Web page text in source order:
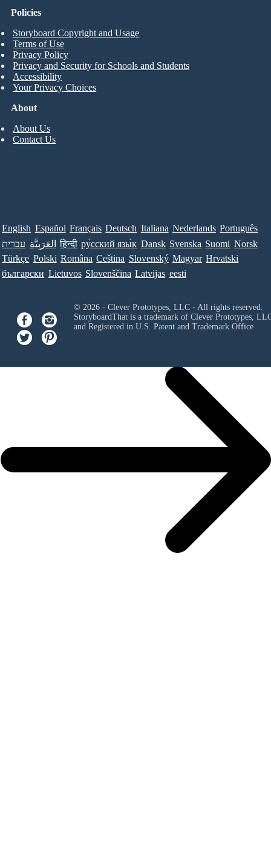
About
About Us
Contact Us
Policies
Storyboard Copyright and Usage
Terms of Use
Privacy Policy
Privacy and Security for Schools and Students
Accessibility
Your Privacy Choices
English Español Français Deutsch Italiana Nederlands Português
עברית العَرَبِيَّة हिन्दी ру́сский язы́к Dansk Svenska Suomi Norsk
Türkçe Polski Româna Ceština Slovenský Magyar Hrvatski
български Lietuvos Slovenščina Latvijas eesti
© 2026 - Clever Prototypes, LLC - All rights reserved.
StoryboardThat is a trademark of Clever Prototypes,
and Registered in U.S. Patent and Trademark Office